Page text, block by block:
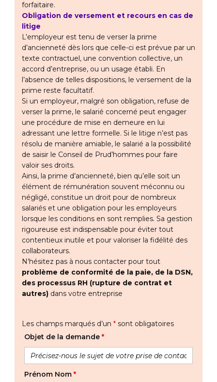
forfaitaire.
Obligation de versement et recours en cas de
litige
L’employeur est tenu de verser la prime
d’ancienneté dès lors que celle-ci est prévue par un
texte contractuel, une convention collective, un
accord d’entreprise, ou un usage établi. En
l’absence de telles dispositions, le versement de la
prime reste facultatif.
Si un employeur, malgré son obligation, refuse de
verser la prime, le salarié concerné peut engager
une procédure de mise en demeure en lui
adressant une lettre formelle. Si le litige n’est pas
résolu de manière amiable, le salarié a la possibilité
de saisir le Conseil de Prud’hommes pour faire
valoir ses droits.
Ainsi, la prime d’ancienneté, bien qu’elle soit un
élément de rémunération souvent méconnu ou
négligé, constitue un droit pour de nombreux
salariés et une obligation pour les employeurs
lorsque les conditions en sont remplies. Sa gestion
rigoureuse est indispensable pour éviter tout
contentieux inutile et pour valoriser la fidélité des
collaborateurs.
N'hésitez pas à nous contacter pour tout
problème de conformité de la paie, de la DSN,
des processus RH (rupture de contrat et
autres) dans votre entreprise
Les champs marqués d’un * sont obligatoires
Objet de la demande *
Prénom Nom *